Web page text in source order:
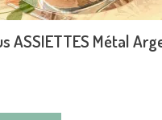
ASSIETTES Métal